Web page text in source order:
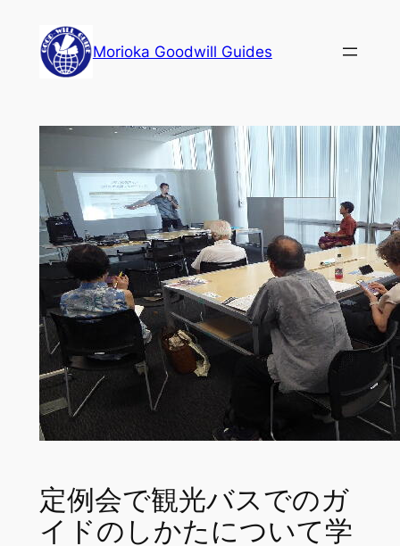
Morioka Goodwill Guides
定例会で観光バスでのガ
イドのしかたについて学